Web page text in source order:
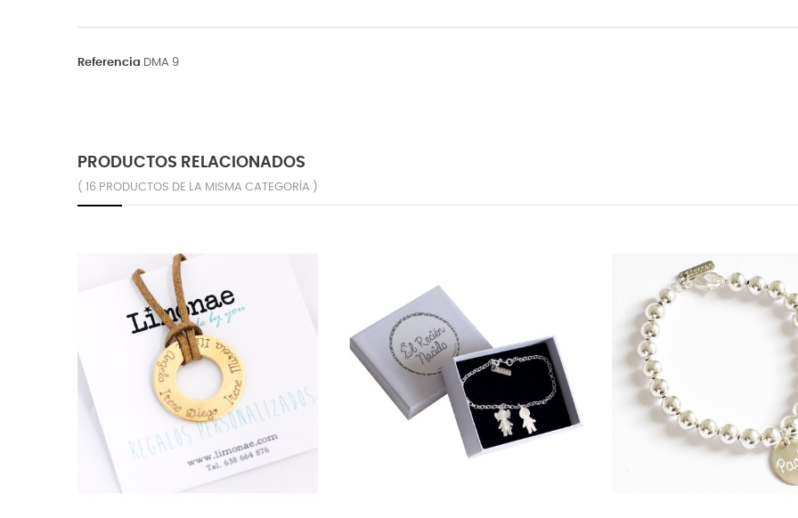
Referencia DMA 9
PRODUCTOS RELACIONADOS
( 16 PRODUCTOS DE LA MISMA CATEGORÍA )